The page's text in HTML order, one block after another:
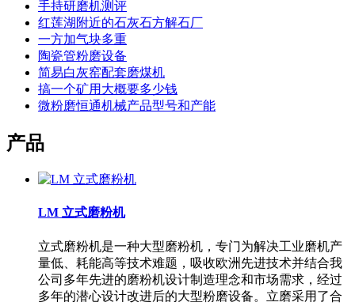
手持研磨机测评
红莲湖附近的石灰石方解石厂
一方加气块多重
陶瓷管粉磨设备
简易白灰窑配套磨煤机
搞一个矿用大概要多少钱
微粉磨恒通机械产品型号和产能
产品
LM 立式磨粉机
立式磨粉机是一种大型磨粉机，专门为解决工业磨机产
量低、耗能高等技术难题，吸收欧洲先进技术并结合我
公司多年先进的磨粉机设计制造理念和市场需求，经过
多年的潜心设计改进后的大型粉磨设备。立磨采用了合